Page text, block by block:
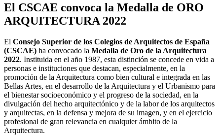
El CSCAE convoca la Medalla de ORO
ARQUITECTURA 2022
El Consejo Superior de los Colegios de Arquitectos de España
(CSCAE) ha convocado la Medalla de Oro de la Arquitectura
2022. Instituida en el año 1987, esta distinción se concede en vida a
personas e instituciones que destacan, especialmente, en la
promoción de la Arquitectura como bien cultural e integrada en las
Bellas Artes, en el desarrollo de la Arquitectura y el Urbanismo para
el bienestar socioeconómico y el progreso de la sociedad, en la
divulgación del hecho arquitectónico y de la labor de los arquitectos
y arquitectas, en la defensa y mejora de su imagen, y en el ejercicio
profesional de gran relevancia en cualquier ámbito de la
Arquitectura.